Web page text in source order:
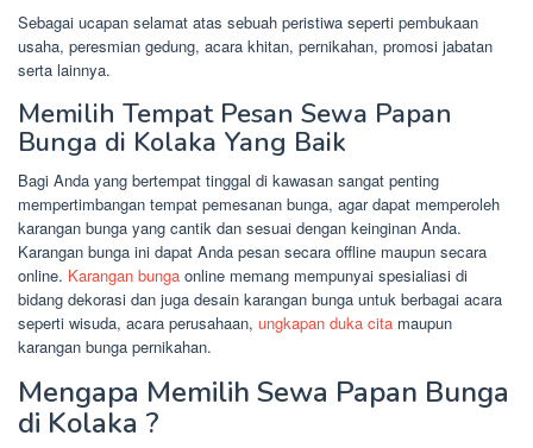
Sebagai ucapan selamat atas sebuah peristiwa seperti pembukaan
usaha, peresmian gedung, acara khitan, pernikahan, promosi jabatan
serta lainnya.
Memilih Tempat Pesan Sewa Papan
Bunga di Kolaka Yang Baik
Bagi Anda yang bertempat tinggal di kawasan sangat penting
mempertimbangan tempat pemesanan bunga, agar dapat memperoleh
karangan bunga yang cantik dan sesuai dengan keinginan Anda.
Karangan bunga ini dapat Anda pesan secara offline maupun secara
online. Karangan bunga online memang mempunyai spesialiasi di
bidang dekorasi dan juga desain karangan bunga untuk berbagai acara
seperti wisuda, acara perusahaan, ungkapan duka cita maupun
karangan bunga pernikahan.
Mengapa Memilih Sewa Papan Bunga
di Kolaka ?